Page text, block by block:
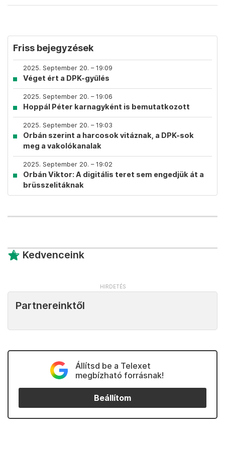
Friss bejegyzések
2025. September 20. – 19:09
Véget ért a DPK-gyűlés
2025. September 20. – 19:06
Hoppál Péter karnagyként is bemutatkozott
2025. September 20. – 19:03
Orbán szerint a harcosok vitáznak, a DPK-sok
meg a vakolókanalak
2025. September 20. – 19:02
Orbán Viktor: A digitális teret sem engedjük át a
brüsszelitáknak
Kedvenceink
Partnereinktől
Állítsd be a Telexet
megbízható forrásnak!
Beállítom